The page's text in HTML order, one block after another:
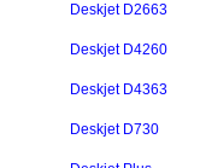
Deskjet D2663
Deskjet D4260
Deskjet D4363
Deskjet D730